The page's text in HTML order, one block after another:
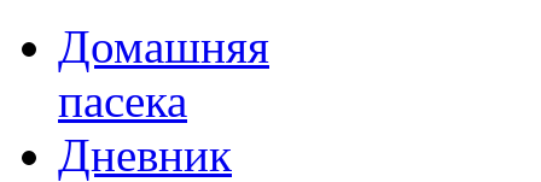
Домашняя
пасека
Дневник